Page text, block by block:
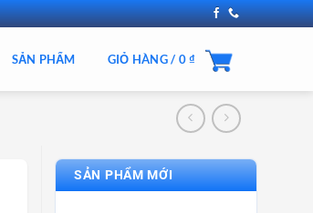
SẢN PHẨM GIỎ HÀNG / 0₫
SẢN PHẨM MỚI